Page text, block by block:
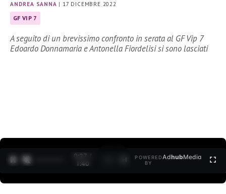
ANDREA SANNA | 17 DICEMBRE 2022
GF VIP 7
A seguito di un brevissimo confronto in serata al GF Vip 7
Edoardo Donnamaria e Antonella Fiordelisi si sono lasciati
0:28 /
1:40
POWERED
BY
AdhubMedia